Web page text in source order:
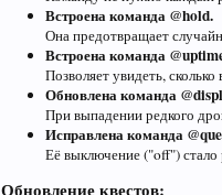
Встроена команда @hold.
Она предотвращает
Встроена команда
Позволяет увидеть,
Обновлена команда
При выпадении редкого
Исправлена команда
Её выключение ("off")
Обновление квестов: